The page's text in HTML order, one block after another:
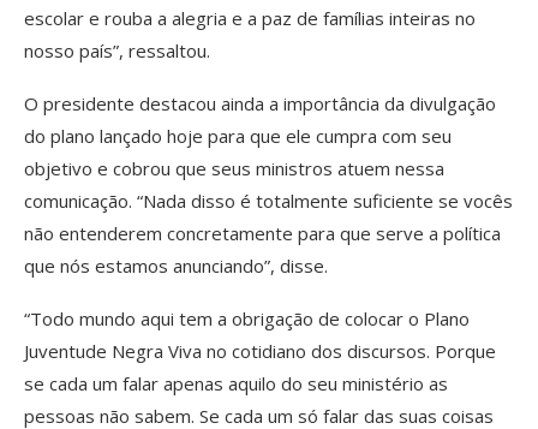
escolar e rouba a alegria e a paz de famílias inteiras no
nosso país”, ressaltou.
O presidente destacou ainda a importância da divulgação
do plano lançado hoje para que ele cumpra com seu
objetivo e cobrou que seus ministros atuem nessa
comunicação. “Nada disso é totalmente suficiente se vocês
não entenderem concretamente para que serve a política
que nós estamos anunciando”, disse.
“Todo mundo aqui tem a obrigação de colocar o Plano
Juventude Negra Viva no cotidiano dos discursos. Porque
se cada um falar apenas aquilo do seu ministério as
pessoas não sabem. Se cada um só falar das suas coisas